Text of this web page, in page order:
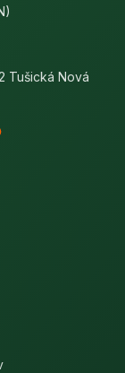
Tušická Nová